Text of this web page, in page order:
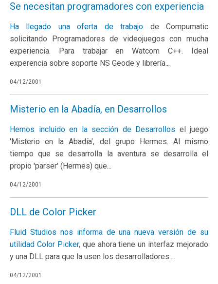
Se necesitan programadores con experiencia
Ha llegado unaoferta de trabajo de Compumatic
solicitando Programadores de videojuegos con mucha
experiencia. Para trabajar en Watcom C++. Ideal
experencia sobre soporte NS Geode y librería...
04/12/2001
Misterio en la Abadía, en Desarrollos
Hemos incluido en la sección de Desarrollos el juego
'Misterio en la Abadía', del grupo Hermes. Al mismo
tiempo que se desarrolla la aventura se desarrolla el
propio 'parser' (Hermes) que...
04/12/2001
DLL de Color Picker
Fluid Studios nos informa de una nueva versión de su
utilidad Color Picker, que ahora tiene un interfaz mejorado
y una DLL para que la usen los desarrolladores....
04/12/2001